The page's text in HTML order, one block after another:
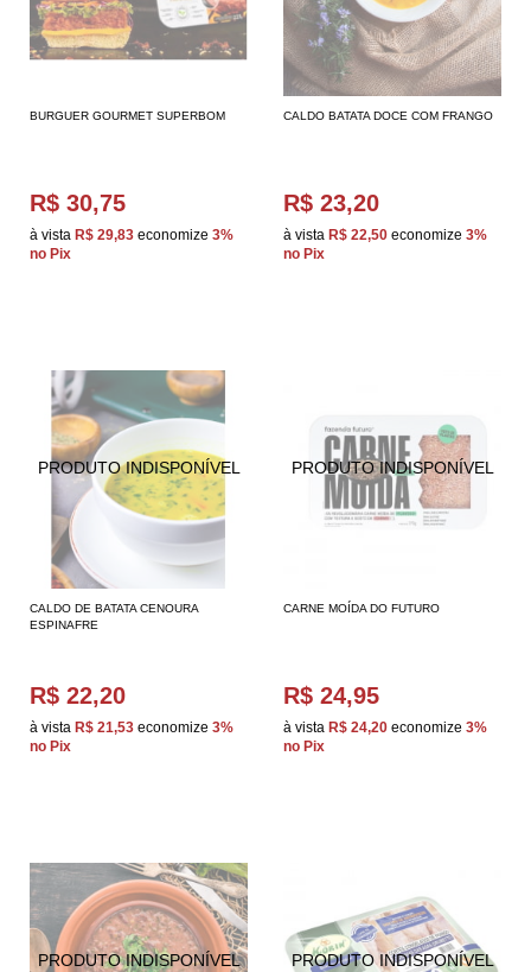
BURGUER GOURMET SUPERBOM
R$ 30,75
à vista R$ 29,83 economize 3%
no Pix
CALDO BATATA DOCE COM FRANGO
R$ 23,20
à vista R$ 22,50 economize 3%
no Pix
CALDO DE BATATA CENOURA
ESPINAFRE
R$ 22,20
à vista R$ 21,53 economize 3%
no Pix
CARNE MOÍDA DO FUTURO
R$ 24,95
à vista R$ 24,20 economize 3%
no Pix